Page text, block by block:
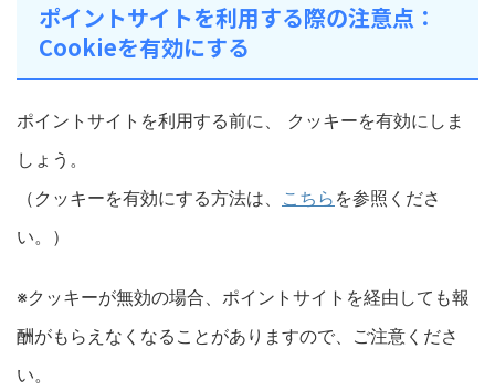
ポイントサイトを利用する際の注意点：
Cookieを有効にする
ポイントサイトを利用する前に、 クッキーを有効にしま
しょう。
（クッキーを有効にする方法は、 こちら を参照くださ
い。）
※クッキーが無効の場合、ポイントサイトを経由しても報
酬がもらえなくなることがありますので、ご注意くださ
い。